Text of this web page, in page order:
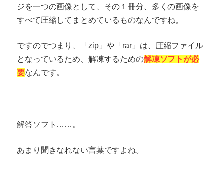
ジを一つの画像として、その１冊分、多くの画像を
すべて圧縮してまとめているものなんですね。
ですのでつまり、「zip」や「rar」は、圧縮ファイル
となっているため、解凍するための解凍ソフトが必
要なんです。
解答ソフト……。
あまり聞きなれない言葉ですよね。